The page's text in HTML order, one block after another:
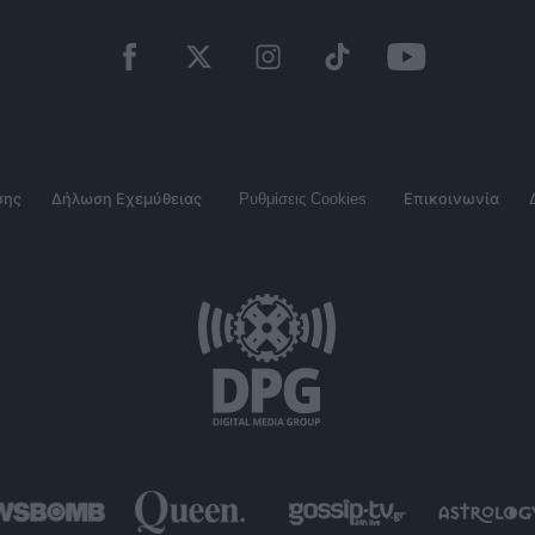
Δήλωση Εχεμύθειας Ρυθμίσεις Cookies Επικοινωνία